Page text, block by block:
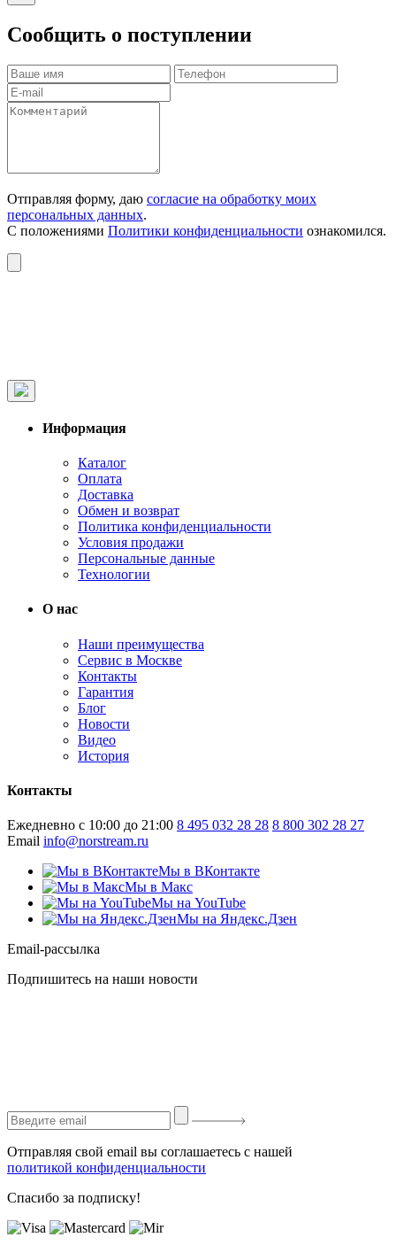
Сообщить о поступлении
Отправляя форму, даю согласие на обработку моих
персональных данных.
С положениями Политики конфиденциальности ознакомился.
Информация
Каталог
Оплата
Доставка
Обмен и возврат
Политика конфиденциальности
Условия продажи
Персональные данные
Технологии
О нас
Наши преимущества
Сервис в Москве
Контакты
Гарантия
Блог
Новости
Видео
История
Контакты
Ежедневно с 10:00 до 21:00 8 495 032 28 28 8 800 302 28 27
Email info@norstream.ru
Мы в ВКонтакте
Мы в Макс
Мы на YouTube
Мы на Яндекс.Дзен
Email-рассылка
Подпишитесь на наши новости
Отправляя свой email вы соглашаетесь с нашей
политикой конфиденциальности
Спасибо за подписку!